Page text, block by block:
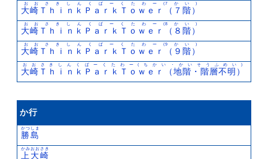
大崎ＴｈｉｎｋＰａｒｋＴｏｗｅｒ（７階）
おおさきしんくぱーくたわー(7かい)
大崎ＴｈｉｎｋＰａｒｋＴｏｗｅｒ（８階）
おおさきしんくぱーくたわー(8かい)
大崎ＴｈｉｎｋＰａｒｋＴｏｗｅｒ（９階）
おおさきしんくぱーくたわー(9かい)
大崎ＴｈｉｎｋＰａｒｋＴｏｗｅｒ（地階・階層不明）
おおさきしんくぱーくたわー(ちかい・かいそうふめい)
か行
勝島
かつしま
上大崎
かみおおさき